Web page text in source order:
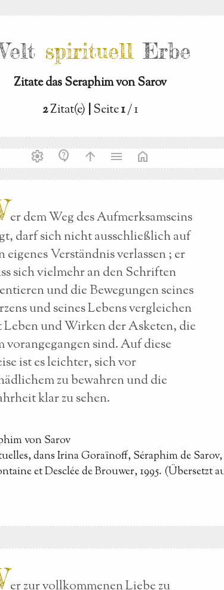
spirituell Erbe
Zitate das Seraphim von Sarov
2Zitat(e) |Seite1/ 1
settings contact_support arrow_upward menu home
er dem Weg des Aufmerksamseins
darf sich nicht ausschließlich auf
eigenes Verständnis verlassen ; er
sich vielmehr an den Schriften
und die Bewegungen seines
und seines Lebens vergleichen
Leben und Wirken der Asketen, die
vorangegangen sind. Auf diese
ist es leichter, sich vor
zu bewahren und die
klar zu sehen.
von Sarov
dans Irina Goraïnoff, Séraphim de
et Desclée de Brouwer, 1995. (Übersetzt
er zur vollkommenen Liebe zu